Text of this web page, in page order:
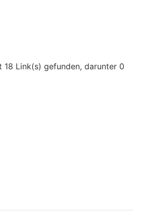
18 Link(s) gefunden, darunter 0